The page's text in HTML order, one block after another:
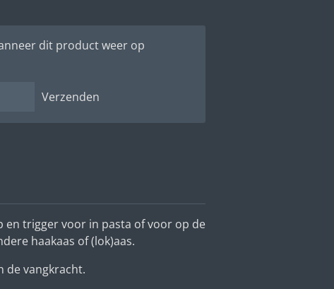
dit product weer op
Verzenden
en trigger voor in pasta of voor op de
haakaas of (lok)aas.
de vangkracht.